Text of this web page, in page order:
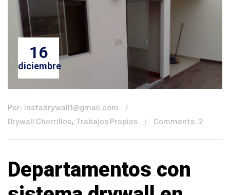
16
diciembre
Por: instadrywall1@gmail.com
Drywall Chorrillos, Trabajos Propios Comments: 2
Departamentos con